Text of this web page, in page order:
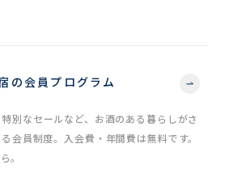
の会員プログラム
別なセールなど、お酒のある暮らしがさ
会員制度。入会費・年間費は無料です。
。